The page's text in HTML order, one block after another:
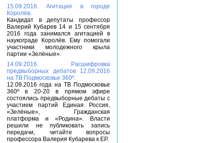
15.09.2016. Агитация в городе
Королёв.
Кандидат в депутаты профессор
Валерий Кубарев 14 и 15 сентября
2016 года занимался агитацией в
наукограде Королёв. Ему помогали
участники молодежного крыла
партии «Зелёные».
14.09.2016. Расшифровка
предвыборных дебатов 12.09.2016
на ТВ Подмосковье 360º.
12.09.2016 года на ТВ Подмосковье
360º в 20-20 в прямом эфире
состоялись предвыборные дебаты с
участием партий Единая Россия,
«Зелёные», Гражданская
платформа и «Родина». Власти
решили не публиковать запись
передачи, читайте вопросы
профессора Валерия Кубарева к ЕР.